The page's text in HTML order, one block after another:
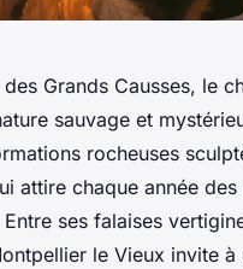
Grands Causses, le
sauvage et
rocheuses
attire chaque année des
ses falaises
le Vieux invite